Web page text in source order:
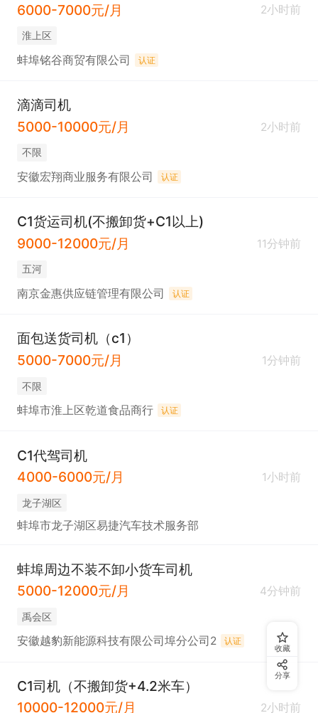
6000-7000元/月
2小时前
淮上区
蚌埠铭谷商贸有限公司 认证
滴滴司机
5000-10000元/月
2小时前
不限
安徽宏翔商业服务有限公司 认证
C1货运司机(不搬卸货+C1以上)
9000-12000元/月
11分钟前
五河
南京金惠供应链管理有限公司 认证
面包送货司机（c1）
5000-7000元/月
1分钟前
不限
蚌埠市淮上区乾道食品商行 认证
C1代驾司机
4000-6000元/月
1小时前
龙子湖区
蚌埠市龙子湖区易捷汽车技术服务部
蚌埠周边不装不卸小货车司机
5000-12000元/月
4分钟前
禹会区
安徽越豹新能源科技有限公司埠分公司2 认证
C1司机（不搬卸货+4.2米车）
10000-12000元/月
2小时前
收藏
分享